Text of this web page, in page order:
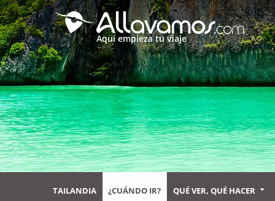
Aquí empieza tu viaje
TAILANDIA ¿CUÁNDO IR? QUÉ VER, QUÉ HACER